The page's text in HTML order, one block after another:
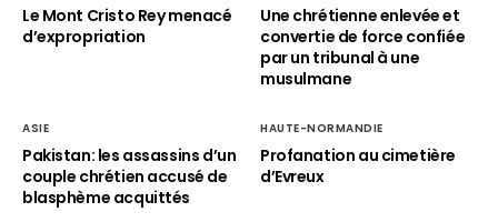
Le Mont Cristo Rey menacé
d’expropriation
Une chrétienne enlevée et
convertie de force confiée
par un tribunal à une
musulmane
ASIE
Pakistan: les assassins d’un
couple chrétien accusé de
blasphème acquittés
HAUTE-NORMANDIE
Profanation au cimetière
d’Evreux